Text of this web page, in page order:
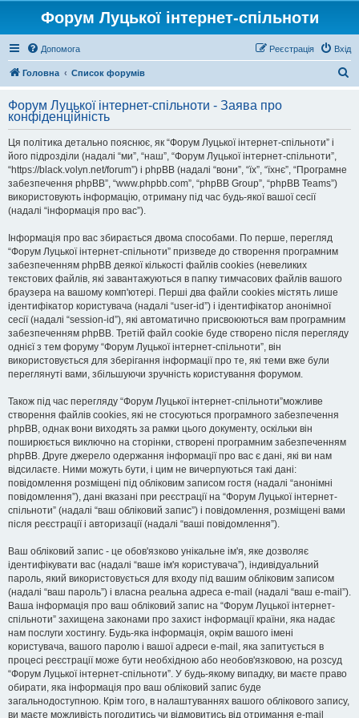
Форум Луцької інтернет-спільноти
Допомога Вхід
Реєстрація
Головна Список форумів
у
Форум Луцької інтернет-спільноти - Заява про
конфіденційність
Ця політика детально пояснює, як “Форум Луцької інтернет-спільноти” і
його підрозділи (надалі “ми”, “наш”, “Форум Луцької інтернет-спільноти”,
“https://black.volyn.net/forum”) і phpBB (надалі “вони”, “їх”, “їхнє”, “Програмне
забезпечення phpBB”, “www.phpbb.com”, “phpBB Group”, “phpBB Teams”)
використовують інформацію, отриману під час будь-якої вашої сесії
(надалі “інформація про вас”).
Інформація про вас збирається двома способами. По перше, перегляд
“Форум Луцької інтернет-спільноти” призведе до створення програмним
забезпеченням phpBB деякої кількості файлів cookies (невеликих
текстових файлів, які завантажуються в папку тимчасових файлів вашого
браузера на вашому комп'ютері. Перші два файли cookies містять лише
ідентифікатор користувача (надалі “user-id”) і ідентифікатор анонімної
сесії (надалі “session-id”), які автоматично присвоюються вам програмним
забезпеченням phpBB. Третій файл cookie буде створено після перегляду
однієї з тем форуму “Форум Луцької інтернет-спільноти”, він
використовується для зберігання інформації про те, які теми вже були
переглянуті вами, збільшуючи зручність користування форумом.
Також під час перегляду “Форум Луцької інтернет-спільноти”можливе
створення файлів cookies, які не стосуються програмного забезпечення
phpBB, однак вони виходять за рамки цього документу, оскільки він
поширюється виключно на сторінки, створені програмним забезпеченням
phpBB. Друге джерело одержання інформації про вас є дані, які ви нам
відсилаєте. Ними можуть бути, і цим не вичерпуються такі дані:
повідомлення розміщені під обліковим записом гостя (надалі “анонімні
повідомлення”), дані вказані при реєстрації на “Форум Луцької інтернет-
спільноти” (надалі “ваш обліковий запис”) і повідомлення, розміщені вами
після реєстрації і авторизації (надалі “ваші повідомлення”).
Ваш обліковий запис - це обов'язково унікальне ім'я, яке дозволяє
ідентифікувати вас (надалі “ваше ім'я користувача”), індивідуальний
пароль, який використовується для входу під вашим обліковим записом
(надалі “ваш пароль”) і власна реальна адреса e-mail (надалі “ваш e-mail”).
Ваша інформація про ваш обліковий запис на “Форум Луцької інтернет-
спільноти” захищена законами про захист інформації країни, яка надає
нам послуги хостингу. Будь-яка інформація, окрім вашого імені
користувача, вашого паролю і вашої адреси e-mail, яка запитується в
процесі реєстрації може бути необхідною або необов'язковою, на розсуд
“Форум Луцької інтернет-спільноти”. У будь-якому випадку, ви маєте право
обирати, яка інформація про ваш обліковий запис буде
загальнодоступною. Крім того, в налаштуваннях вашого облікового запису,
ви маєте можливість погодитись чи відмовитись від отримання e-mail